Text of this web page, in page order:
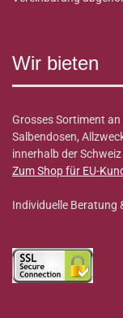
Wir bieten
Grosses Sortiment
Salbendosen,
innerhalb der
Zum Shop für EU-
Individuelle Beratung